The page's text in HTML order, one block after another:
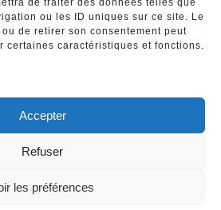
de traiter des données telles que
ou les ID uniques sur ce site. Le
de retirer son consentement peut
certaines caractéristiques et fonctions.
Accepter
Refuser
les préférences
: insérez gratuitement
notre annuaire sur notre site ci-
dessous
Royale Le Commerce Liégeois